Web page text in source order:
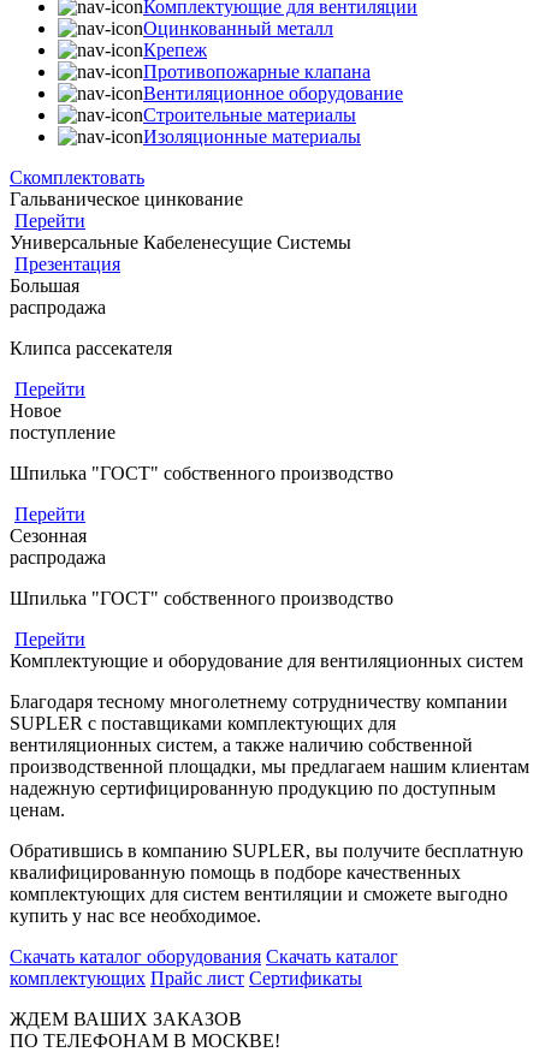
Комплектующие для вентиляции
Оцинкованный металл
Крепеж
Противопожарные клапана
Вентиляционное оборудование
Строительные материалы
Изоляционные материалы
Скомплектовать
Гальваническое цинкование
Перейти
Универсальные Кабеленесущие Системы
Презентация
Большая
распродажа
Клипса рассекателя
Перейти
Новое
поступление
Шпилька "ГОСТ" собственного производство
Перейти
Сезонная
распродажа
Шпилька "ГОСТ" собственного производство
Перейти
Комплектующие и оборудование для вентиляционных систем
Благодаря тесному многолетнему сотрудничеству компании
SUPLER с поставщиками комплектующих для
вентиляционных систем, а также наличию собственной
производственной площадки, мы предлагаем нашим клиентам
надежную сертифицированную продукцию по доступным
ценам.
Обратившись в компанию SUPLER, вы получите бесплатную
квалифицированную помощь в подборе качественных
комплектующих для систем вентиляции и сможете выгодно
купить у нас все необходимое.
Скачать каталог оборудования Скачать каталог
комплектующих Прайс лист Сертификаты
ЖДЕМ ВАШИХ ЗАКАЗОВ
ПО ТЕЛЕФОНАМ В МОСКВЕ!